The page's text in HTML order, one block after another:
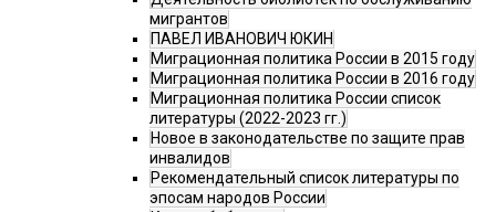
мигрантов
ПАВЕЛ ИВАНОВИЧ ЮКИН
Миграционная политика России в 2015 году
Миграционная политика России в 2016 году
Миграционная политика России список
литературы (2022-2023 гг.)
Новое в законодательстве по защите прав
инвалидов
Рекомендательный список литературы по
эпосам народов России